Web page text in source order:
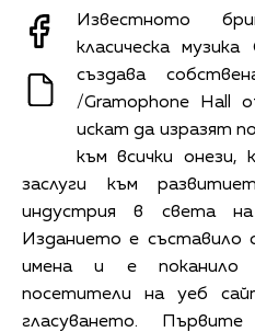
Известното
класическа
създава
/Gramophone Hall
искат да изразят
към всички онези,
заслуги към
индустрия в света на
Изданието е съставило
имена и е поканило
посетители на уеб
гласуването.